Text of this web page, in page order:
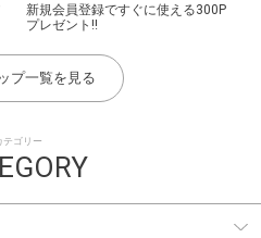
テゴリー
新規会員登録ですぐに使える300P
プレゼント!!
プ一覧を見る